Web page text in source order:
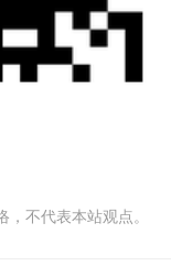
不代表本站观点。